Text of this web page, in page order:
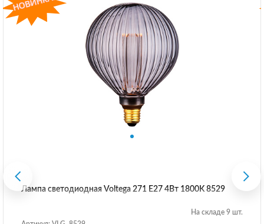
Лампа светодиодная Voltega 271 E27 4Вт 1800K 8529
На складе 9 шт.